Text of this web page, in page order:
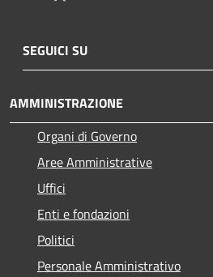
SEGUICI SU
AMMINISTRAZIONE
Organi di Governo
Aree Amministrative
Uffici
Enti e fondazioni
Politici
Personale Amministrativo